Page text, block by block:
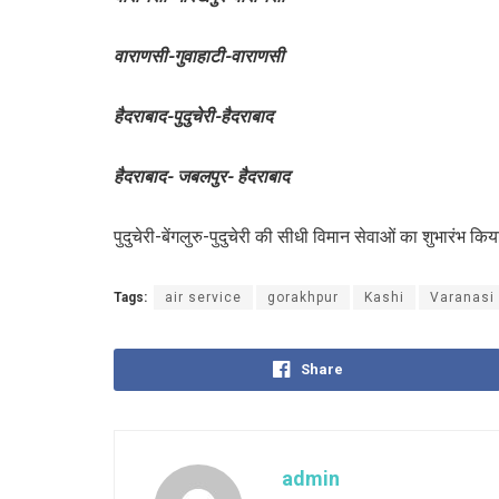
वाराणसी-गुवाहाटी-वाराणसी
हैदराबाद-पुदुचेरी-हैदराबाद
हैदराबाद- जबलपुर- हैदराबाद
पुदुचेरी-बेंगलुरु-पुदुचेरी की सीधी विमान सेवाओं का शुभारंभ
Tags: air service gorakhpur Kashi Varanasi
Share
admin